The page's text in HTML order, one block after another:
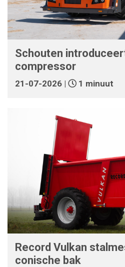
Schouten
compressor
21-07-2026 | 1 minuut
Record Vulkan
conische bak